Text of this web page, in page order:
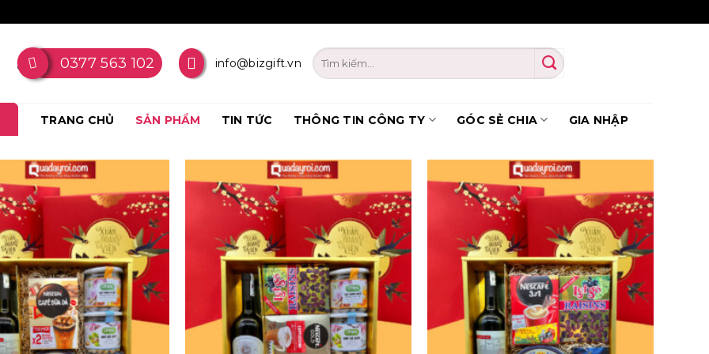
0377 563 102 info@bizgift.vn
TRANG CHỦ SẢN PHẨM TIN TỨC THÔNG TIN CÔNG TY GÓC SẺ CHIA GIA NHẬP